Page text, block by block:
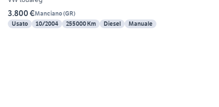
3.800 €Manciano(GR)
Usato
10/2004 255000 Km Diesel Manuale